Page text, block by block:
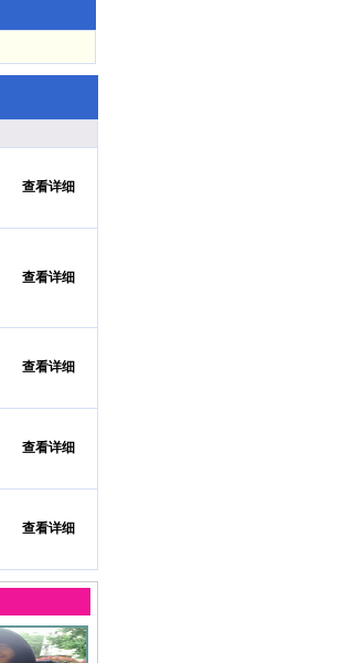
查看详细
查看详细
查看详细
查看详细
查看详细